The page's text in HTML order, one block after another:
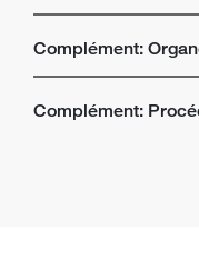
Complément:
Complément: